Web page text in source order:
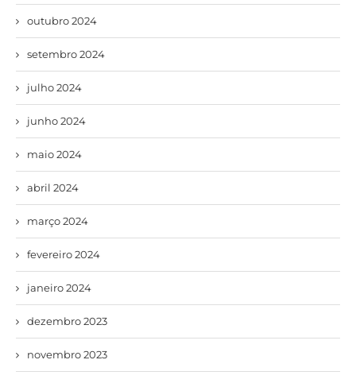
outubro 2024
setembro 2024
julho 2024
junho 2024
maio 2024
abril 2024
março 2024
fevereiro 2024
janeiro 2024
dezembro 2023
novembro 2023